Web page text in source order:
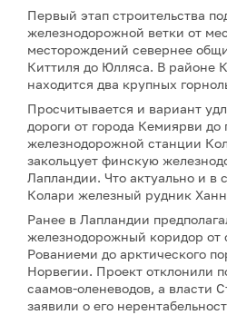
Первый этап строительства
железнодорожной ветки от
месторождений севернее
Киттиля до Юлляса. В районе
находится два крупных
Просчитывается и вариант
дороги от города Кемиярви до
железнодорожной станции
закольцует финскую
Лапландии. Что актуально и в
Колари железный рудник
Ранее в Лапландии
железнодорожный коридор от
Рованиеми до арктического
Норвегии. Проект отклонили
саамов-оленеводов, а власти
заявили о его